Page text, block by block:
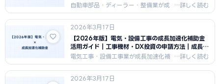
速化補助金ナビ
自動車部品・ディーラー・整備業が成
長加速化補助金でEV対応設備・工場整
備・DX化を行うための申請戦略を解
説。自動車業界の構造転換を活かした
100億円成長計画と採択のポイントを
紹介します。
2026年3月17日
【2026年版】電気・設備工事の成長加速化補助金
活用ガイド｜工事機材・DX投資の申請方法｜成長加
速化補助金ナビ
電気工事・設備工事業が成長加速化補
助金で施工機材一括導入・DX化・人材
育成施設整備を行うための申請戦略を
解説。工事業の売上100億円達成に向
2026年3月17日